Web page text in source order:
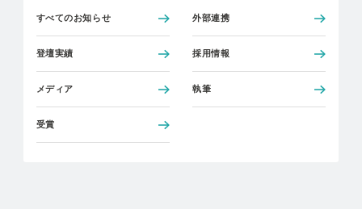
すべてのお知らせ 外部連携
登壇実績 採用情報
メディア 執筆
受賞